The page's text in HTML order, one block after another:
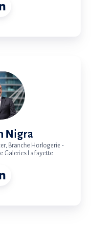
Nigra
Branche Horlogerie -
Galeries Lafayette